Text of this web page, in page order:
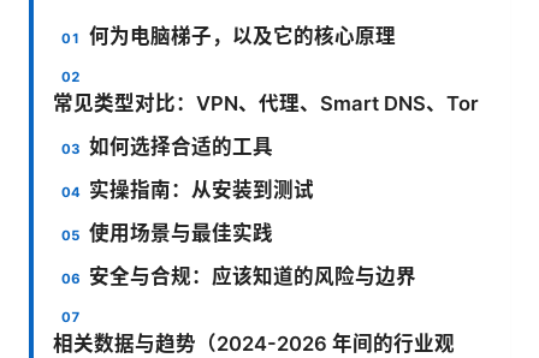
何为电脑梯子，以及它的核心原理
常见类型对比：VPN、代理、Smart DNS、Tor
如何选择合适的工具
实操指南：从安装到测试
使用场景与最佳实践
安全与合规：应该知道的风险与边界
相关数据与趋势（2024-2026 年间的行业观